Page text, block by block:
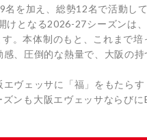
を加え、総勢12名で活動して
けとなる2026-27シーズン
。本体制のもと、これまで
、圧倒的な熱量で、大阪の
ヴェッサに「福」をもたら
ンも大阪エヴェッサならび